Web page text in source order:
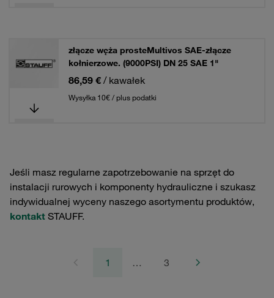
złącze węża prosteMultivos SAE-złącze
kołnierzowe. (9000PSI) DN 25 SAE 1"
86,59 € / kawałek
Wysyłka 10€ / plus podatki
Jeśli masz regularne zapotrzebowanie na sprzęt do
instalacji rurowych i komponenty hydrauliczne i szukasz
indywidualnej wyceny naszego asortymentu produktów,
kontakt STAUFF.
1 … 3